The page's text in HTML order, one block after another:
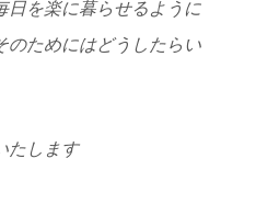
日を楽に暮らせるように
のためにはどうしたらい
たします